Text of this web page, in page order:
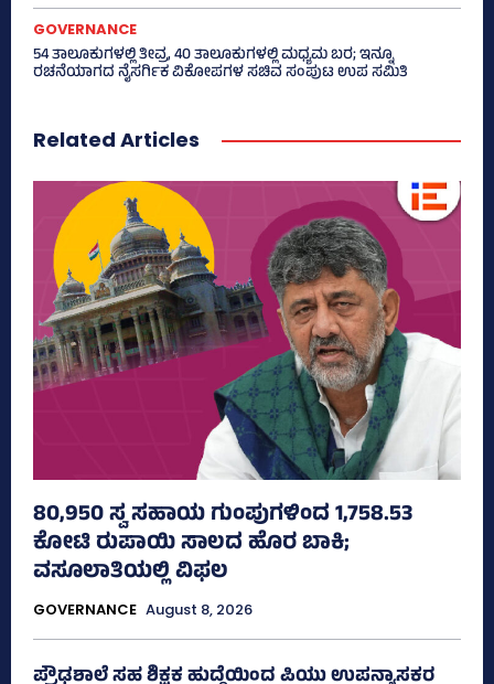
GOVERNANCE
54 ತಾಲೂಕುಗಳಲ್ಲಿ ತೀವ್ರ, 40 ತಾಲೂಕುಗಳಲ್ಲಿ ಮಧ್ಯಮ ಬರ; ಇನ್ನೂ
ರಚನೆಯಾಗದ ನೈಸರ್ಗಿಕ ವಿಕೋಪಗಳ ಸಚಿವ ಸಂಪುಟ ಉಪ ಸಮಿತಿ
Related Articles
80,950 ಸ್ವ ಸಹಾಯ ಗುಂಪುಗಳಿಂದ 1,758.53
ಕೋಟಿ ರುಪಾಯಿ ಸಾಲದ ಹೊರ ಬಾಕಿ;
ವಸೂಲಾತಿಯಲ್ಲಿ ವಿಫಲ
GOVERNANCE August 8, 2026